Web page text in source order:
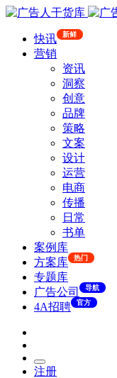
快讯 新鲜
营销
资讯
洞察
创意
品牌
策略
文案
设计
运营
电商
传播
日常
书单
案例库
方案库
热门
专题库
广告公司
导航
4A招聘 官方
注册